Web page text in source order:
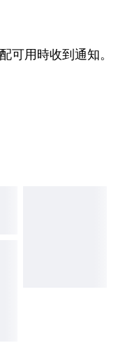
可用時收到通知。